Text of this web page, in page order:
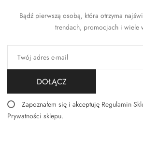
Bądź pierwszą osobą, która otrzyma
trendach, promocjach i wiele
DOŁĄCZ
Zapoznałem się i akceptuję Regulamin
Prywatności sklepu.